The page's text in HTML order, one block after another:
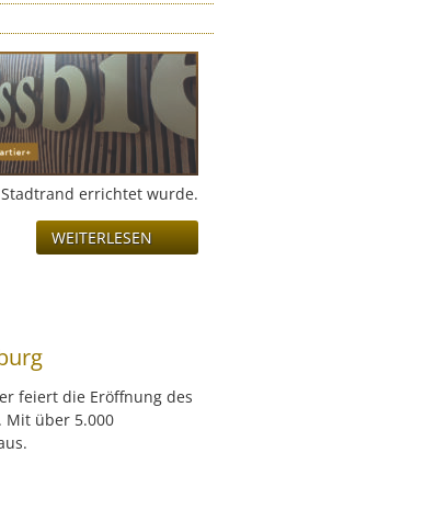
errichtet wurde.
WEITERLESEN
feiert die Eröffnung des
Mit über 5.000